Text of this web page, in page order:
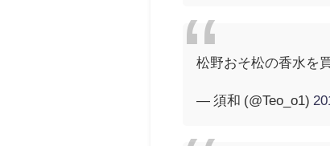
松野おそ松の香水を
— 須和 (@Teo_o1)